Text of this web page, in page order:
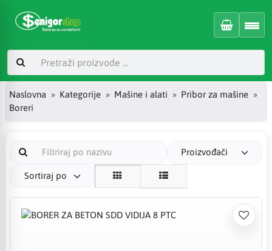
Naslovna Kategorije Mašine i alati
Pribor za mašine
Boreri
Proizvođači
Sortiraj po